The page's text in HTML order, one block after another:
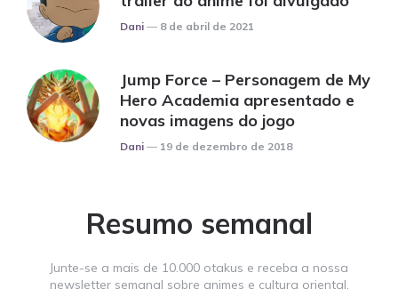
Posted
Dani 8 de abril de 2021
Jump Force – Personagem de My
Hero Academia apresentado e
novas imagens do jogo
Posted
Dani 19 de dezembro de 2018
Resumo semanal
Junte-se a mais de 10.000 otakus e receba a nossa
newsletter semanal sobre animes e cultura oriental.